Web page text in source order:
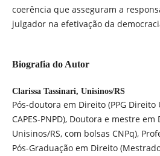
coerência que asseguram a
julgador na efetivação da
Biografia do Autor
Clarissa Tassinari, Unisinos/RS
Pós-doutora em Direito (PPG Direito
CAPES-PNPD), Doutora e mestre
Unisinos/RS, com bolsas CNPq),
Pós-Graduação em Direito